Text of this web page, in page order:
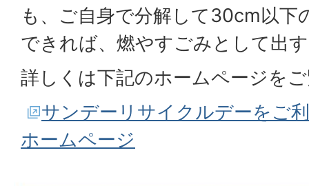
も、ご自身で分解して30cm以下
できれば、燃やすごみとして出
詳しくは下記のホームページを
サンデーリサイクルデーをご
ホームページ